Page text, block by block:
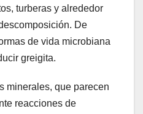
turberas y alrededor
De
de vida microbiana
greigita.
minerales, que parecen
reacciones de